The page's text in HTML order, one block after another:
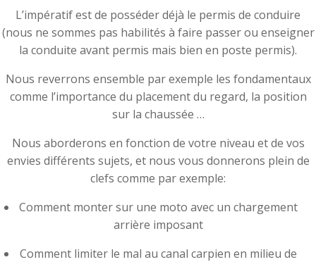
L’impératif est de posséder déjà le permis de conduire
(nous ne sommes pas habilités à faire passer ou enseigner
la conduite avant permis mais bien en poste permis).
Nous reverrons ensemble par exemple les fondamentaux
comme l’importance du placement du regard, la position
sur la chaussée …
Nous aborderons en fonction de votre niveau et de vos
envies différents sujets, et nous vous donnerons plein de
clefs comme par exemple:
Comment monter sur une moto avec un chargement
arrière imposant
Comment limiter le mal au canal carpien en milieu de